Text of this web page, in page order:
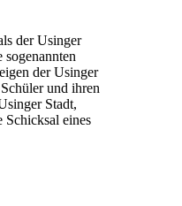
der Usinger
der Usinger
und ihren
Stadt,
Schicksal eines